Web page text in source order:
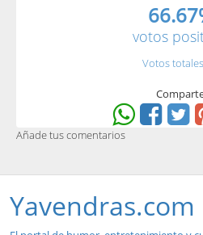
votos
Votos
Añade tus comentarios
Yavendras.com